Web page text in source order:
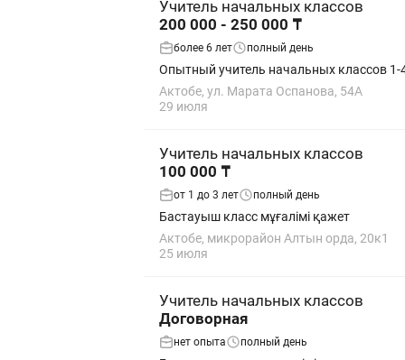
Учитель начальных классов
200 000 - 250 000 ₸
более 6 лет полный день
Опытный учитель начальных классов 1-
Актобе, ул. Марата Оспанова, 54А
29 июля
Учитель начальных классов
100 000 ₸
от 1 до 3 лет полный день
Бастауыш класс мұғалімі қажет
Актобе, микрорайон Алтын орда, 20к1
25 июля
Учитель начальных классов
Договорная
нет опыта полный день